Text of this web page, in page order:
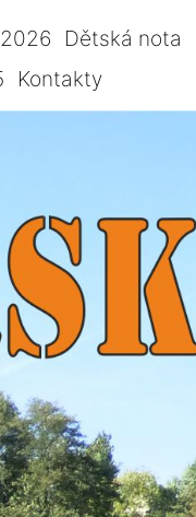
Dětská nota
Kontakty